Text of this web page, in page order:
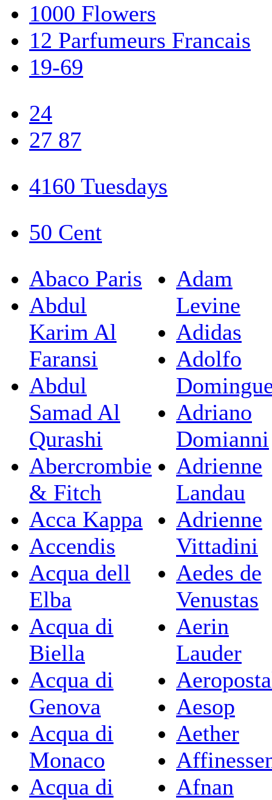
1000 Flowers
12 Parfumeurs Francais
19-69
24
27 87
4160 Tuesdays
50 Cent
Abaco Paris
Abdul
Karim Al
Faransi
Abdul
Samad Al
Qurashi
Abercrombie
& Fitch
Acca Kappa
Accendis
Acqua dell
Elba
Acqua di
Biella
Acqua di
Genova
Acqua di
Monaco
Acqua di
Adam
Levine
Adidas
Adolfo
Adriano
Domianni
Adrienne
Landau
Adrienne
Vittadini
Aedes de
Venustas
Aerin
Lauder
Aesop
Aether
Afnan